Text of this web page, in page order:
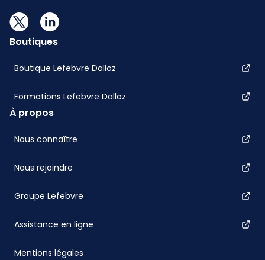
Boutiques
Boutique Lefebvre Dalloz
Formations Lefebvre Dalloz
À propos
Nous connaître
Nous rejoindre
Groupe Lefebvre
Assistance en ligne
Mentions légales